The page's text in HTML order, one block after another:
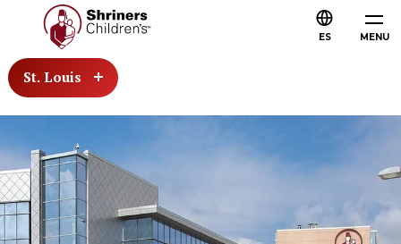
MENU
ES
St. Louis